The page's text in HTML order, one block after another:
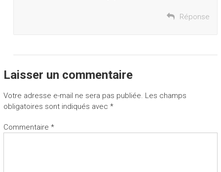
Réponse
Laisser un commentaire
Votre adresse e-mail ne sera pas publiée. Les champs
obligatoires sont indiqués avec *
Commentaire *